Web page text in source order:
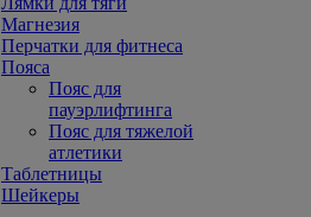
Магнезия
Перчатки для фитнеса
Пояса
Пояс для
пауэрлифтинга
Пояс для тяжелой
атлетики
Таблетницы
Шейкеры